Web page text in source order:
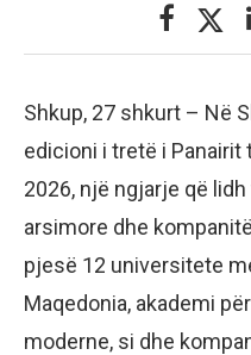
Shkup, 27 shkurt – Në
edicioni i tretë i
2026, një ngjarje që
arsimore dhe
pjesë 12 universitete
Maqedonia, akademi
moderne, si dhe